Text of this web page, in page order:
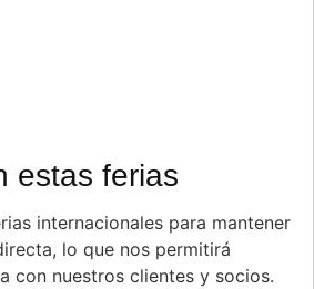
estas ferias
internacionales para mantener
lo que nos permitirá
con nuestros clientes y socios.